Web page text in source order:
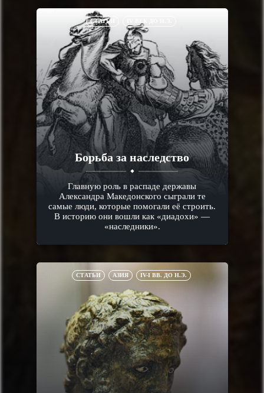
СТАТЬИ
Борьба за наследство
Главную роль в распаде державы
Александра Македонского сыграли те
самые люди, которые помогали её строить.
В историю они вошли как «диадохи» —
«наследники».
СТАТЬИ АЗИЯ IV-I ВВ. ДО Н.Э.